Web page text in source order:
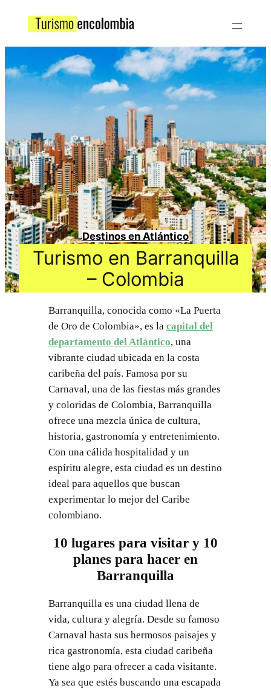
Destinos en Atlántico
Turismo en Barranquilla
– Colombia
Barranquilla, conocida como «La Puerta
de Oro de Colombia», es la capital del
departamento del Atlántico, una
vibrante ciudad ubicada en la costa
caribeña del país. Famosa por su
Carnaval, una de las fiestas más grandes
y coloridas de Colombia, Barranquilla
ofrece una mezcla única de cultura,
historia, gastronomía y entretenimiento.
Con una cálida hospitalidad y un
espíritu alegre, esta ciudad es un destino
ideal para aquellos que buscan
experimentar lo mejor del Caribe
colombiano.
10 lugares para visitar y 10
planes para hacer en
Barranquilla
Barranquilla es una ciudad llena de
vida, cultura y alegría. Desde su famoso
Carnaval hasta sus hermosos paisajes y
rica gastronomía, esta ciudad caribeña
tiene algo para ofrecer a cada visitante.
Ya sea que estés buscando una escapada